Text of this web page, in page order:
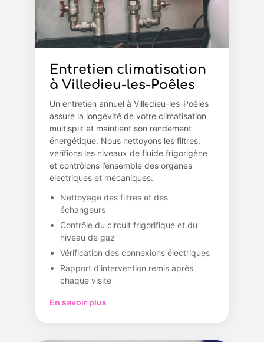
Entretien climatisation
à Villedieu-les-Poêles
Un entretien annuel à Villedieu-les-Poêles
assure la longévité de votre climatisation
multisplit et maintient son rendement
énergétique. Nous nettoyons les filtres,
vérifions les niveaux de fluide frigorigène
et contrôlons l’ensemble des organes
électriques et mécaniques.
Nettoyage des filtres et des
échangeurs
Contrôle du circuit frigorifique et du
niveau de gaz
Vérification des connexions électriques
Rapport d’intervention remis après
chaque visite
En savoir plus